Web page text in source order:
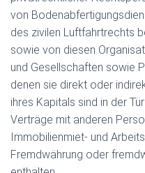
von
des zivilen Luftfahrtrechts
sowie von diesen
und Gesellschaften sowie
denen sie direkt oder
ihres Kapitals sind in der
Verträge mit anderen
Immobilienmiet- und
Fremdwährung oder